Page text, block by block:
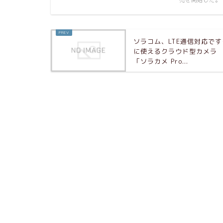
ソラコム、LTE通信対応で
に使えるクラウド型カメラ
「ソラカメ Pro...